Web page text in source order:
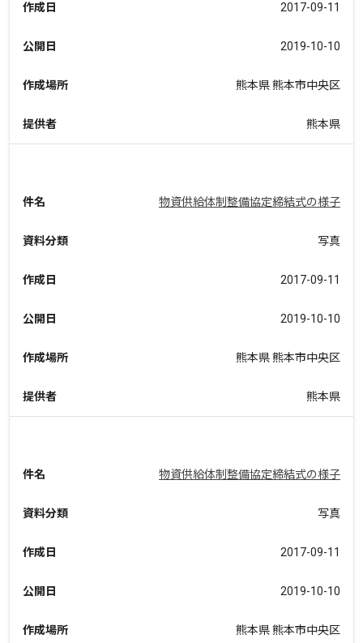
作成日 2017-09-11
公開日 2019-10-10
作成場所 熊本県 熊本市中央区
提供者 熊本県
件名 物資供給体制整備協定締結式の様子
資料分類 写真
作成日 2017-09-11
公開日 2019-10-10
作成場所 熊本県 熊本市中央区
提供者 熊本県
件名 物資供給体制整備協定締結式の様子
資料分類 写真
作成日 2017-09-11
公開日 2019-10-10
作成場所 熊本県 熊本市中央区